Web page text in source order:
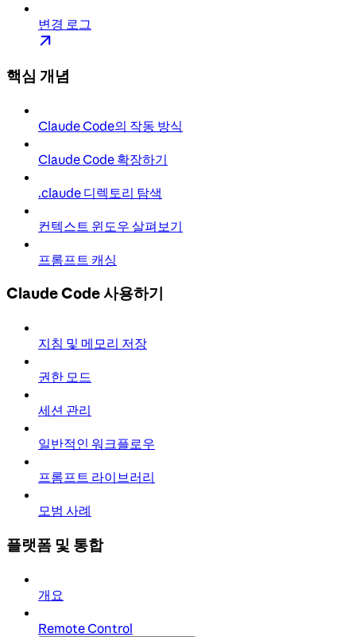
변경 로그
핵심 개념
Claude Code의 작동 방식
Claude Code 확장하기
.claude 디렉토리 탐색
컨텍스트 윈도우 살펴보기
프롬프트 캐싱
Claude Code 사용하기
지침 및 메모리 저장
권한 모드
세션 관리
일반적인 워크플로우
프롬프트 라이브러리
모범 사례
플랫폼 및 통합
개요
Remote Control